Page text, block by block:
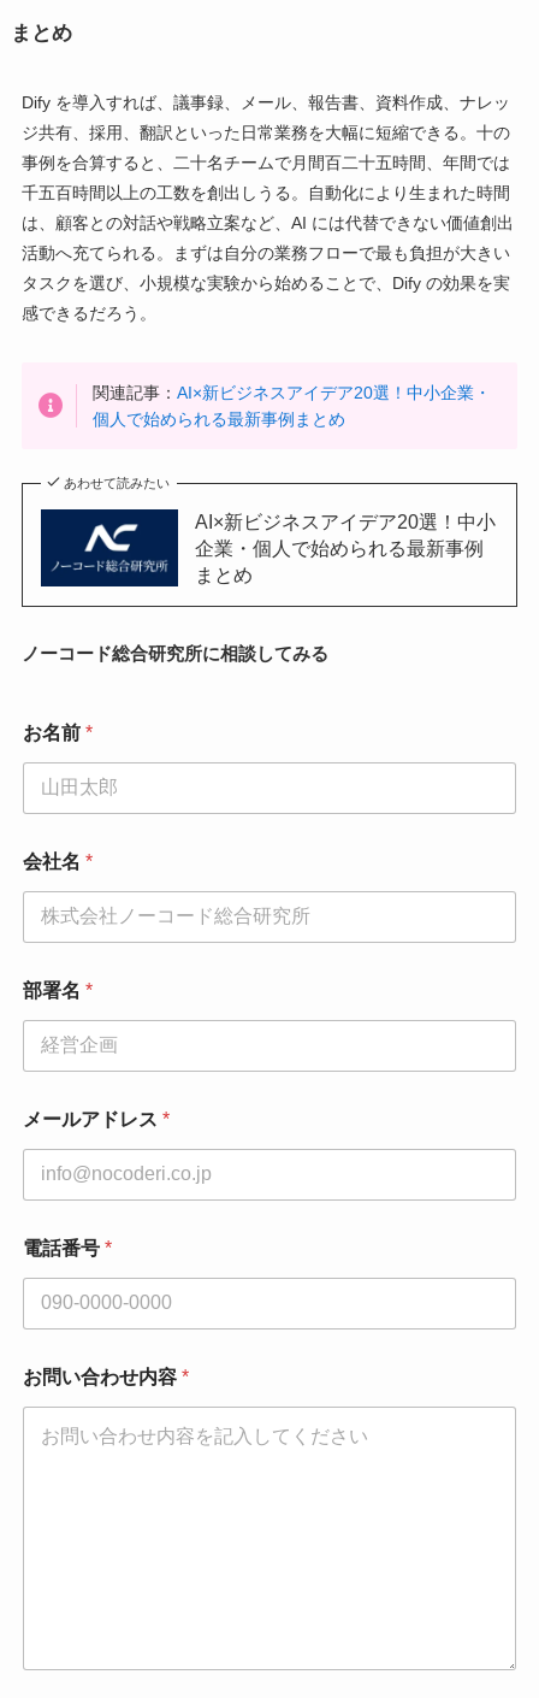
まとめ
Dify を導入すれば、議事録、メール、報告書、資料作成、ナレッ
ジ共有、採用、翻訳といった日常業務を大幅に短縮できる。十の
事例を合算すると、二十名チームで月間百二十五時間、年間では
千五百時間以上の工数を創出しうる。自動化により生まれた時間
は、顧客との対話や戦略立案など、AI には代替できない価値創出
活動へ充てられる。まずは自分の業務フローで最も負担が大きい
タスクを選び、小規模な実験から始めることで、Dify の効果を実
感できるだろう。
関連記事：AI×新ビジネスアイデア20選！中小企業・
個人で始められる最新事例まとめ
あわせて読みたい
AI×新ビジネスアイデア20選！中小
企業・個人で始められる最新事例
まとめ
ノーコード総合研究所に相談してみる
*
メ
ド
レ
ス
お名前 *
会社名 *
部署名 *
メールアドレス *
電話番号 *
お問い合わせ内容 *